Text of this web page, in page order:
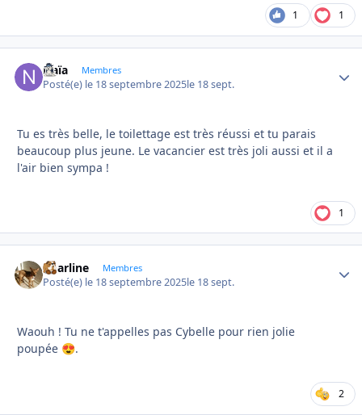
1 1
Naïa Membres
Posté(e) le 18 septembre 2025le 18 sept.
Tu es très belle, le toilettage est très réussi et tu parais
beaucoup plus jeune. Le vacancier est très joli aussi et il a
l'air bien sympa !
1
Charline Membres
Posté(e) le 18 septembre 2025le 18 sept.
Waouh ! Tu ne t'appelles pas Cybelle pour rien jolie
poupée 😍.
2